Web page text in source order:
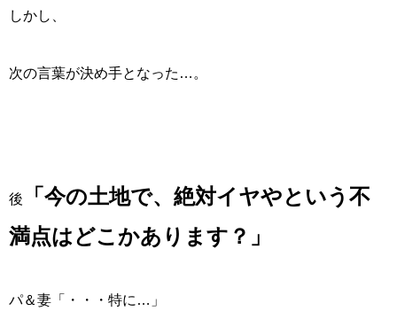
しかし、
次の言葉が決め手となった…。
後
「今の土地で、絶対イヤやという不
満点はどこかあります？」
パ＆妻「・・・特に…」